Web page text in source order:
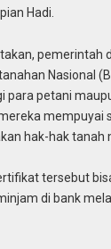
Hadi.
pemerintah
Nasional
para petani
mempuyai
hak-hak tanah
tersebut
di bank